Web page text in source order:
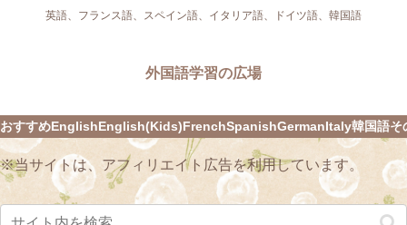
英語、フランス語、スペイン語、イタリア語、ドイツ語、韓国語
外国語学習の広場
おすすめEnglishEnglish(Kids)FrenchSpanishGermanItaly韓国語そ
※当サイトは、アフィリエイト広告を利用しています。